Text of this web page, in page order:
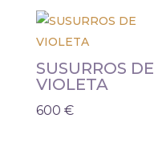
SUSURROS DE
VIOLETA
600 €